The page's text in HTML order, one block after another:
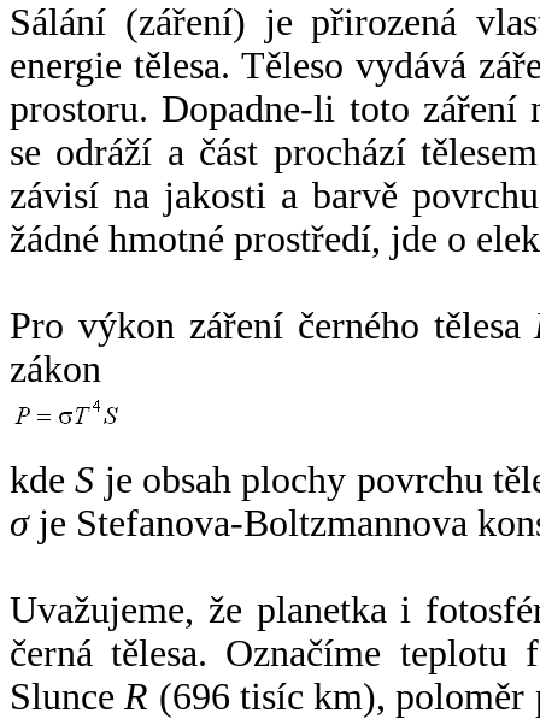
Sálání (záření) je přirozená
energie tělesa. Těleso vydává
prostoru. Dopadne-li toto záření
se odráží a část prochází
závisí na jakosti a barvě
žádné hmotné prostředí, jde o
Pro výkon záření černého tělesa
zákon
kdeS je obsah plochy povrchu
σje Stefanova-Boltzmannova
Uvažujeme, že planetka i
černá tělesa. Označíme
SlunceR (696 tisíc km),